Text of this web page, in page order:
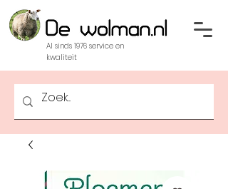
Al sinds 1976 service en
kwaliteit